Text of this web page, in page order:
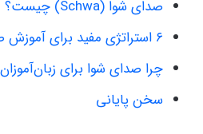
صدای شوا (Schwa) چیست؟
۶ استراتژی مفید برای آموزش صدای شوا
چرا صدای شوا برای
سخن پایانی